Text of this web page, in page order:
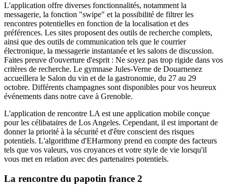
L'application offre diverses fonctionnalités, notamment la
messagerie, la fonction "swipe" et la possibilité de filtrer les
rencontres potentielles en fonction de la localisation et des
préférences. Les sites proposent des outils de recherche complets,
ainsi que des outils de communication tels que le courrier
électronique, la messagerie instantanée et les salons de discussion.
Faites preuve d'ouverture d'esprit : Ne soyez pas trop rigide dans vos
critères de recherche. Le gymnase Jules-Verne de Douarnenez
accueillera le Salon du vin et de la gastronomie, du 27 au 29
octobre. Différents champagnes sont disponibles pour vos heureux
événements dans notre cave à Grenoble.
L'application de rencontre LA est une application mobile conçue
pour les célibataires de Los Angeles. Cependant, il est important de
donner la priorité à la sécurité et d'être conscient des risques
potentiels. L'algorithme d'EHarmony prend en compte des facteurs
tels que vos valeurs, vos croyances et votre style de vie lorsqu'il
vous met en relation avec des partenaires potentiels.
La rencontre du papotin france 2